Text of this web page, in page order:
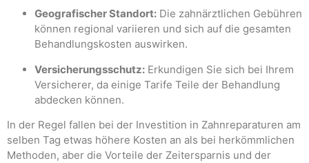
Geografischer Standort: Die zahnärztlichen Gebühren
können regional variieren und sich auf die gesamten
Behandlungskosten auswirken.
Versicherungsschutz: Erkundigen Sie sich bei Ihrem
Versicherer, da einige Tarife Teile der Behandlung
abdecken können.
In der Regel fallen bei der Investition in Zahnreparaturen am
selben Tag etwas höhere Kosten an als bei herkömmlichen
Methoden, aber die Vorteile der Zeitersparnis und der